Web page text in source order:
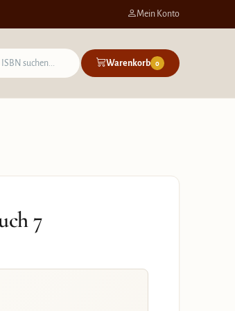
Mein Konto
Warenkorb 0
7